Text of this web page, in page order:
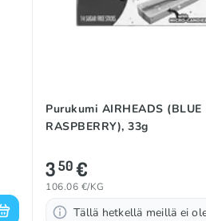
Purukumi AIRHEADS (BLUE
RASPBERRY), 33g
350€
106.06 €/KG
Tällä hetkellä meillä ei